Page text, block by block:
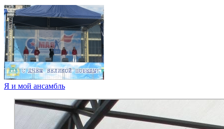
Я и мой ансамбль